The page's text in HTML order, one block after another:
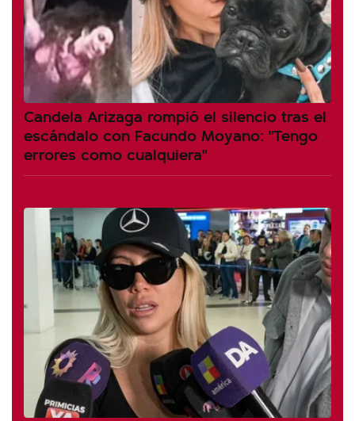
Candela Arizaga rompió el silencio tras el
escándalo con Facundo Moyano: "Tengo
errores como cualquiera"